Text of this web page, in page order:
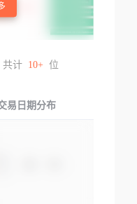
共计 10+ 位
易日期分布